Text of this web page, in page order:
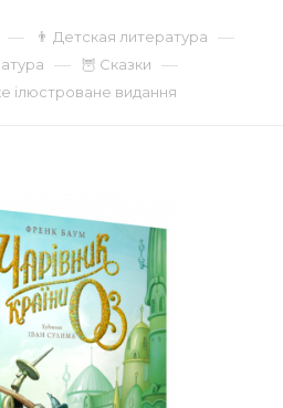
— 👨 Детская литература —
— 🦉 Сказки —
ілюстроване видання